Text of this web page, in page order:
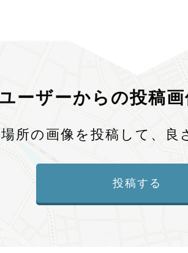
ーザーからの投稿画
所の画像を投稿して、良
投稿する